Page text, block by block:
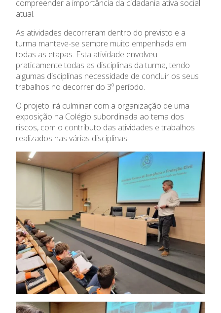
O Colégio
Oferta Formativa
Ensino Profissional
Ano Letivo
Admissão
Informações
APEE
compreender a importância da cidadania ativa social
atual.
As atividades decorreram dentro do previsto e a
turma manteve-se sempre muito empenhada em
todas as etapas. Esta atividade envolveu
praticamente todas as disciplinas da turma, tendo
algumas disciplinas necessidade de concluir os seus
trabalhos no decorrer do 3º período.
O projeto irá culminar com a organização de uma
exposição na Colégio subordinada ao tema dos
riscos, com o contributo das atividades e trabalhos
realizados nas várias disciplinas.